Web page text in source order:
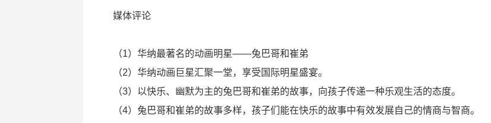
媒体评论
（1）华纳最著名的动画明星——兔巴哥和崔弟
（2）华纳动画巨星汇聚一堂，享受国际明星盛宴。
（3）以快乐、幽默为主的兔巴哥和崔弟的故事，向孩子传递一种乐观生活的态度。
（4）兔巴哥和崔弟的故事多样，孩子们能在快乐的故事中有效发展自己的情商与智商。